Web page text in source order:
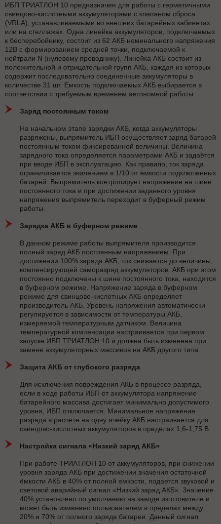
ИБП ТРИАТЛОН 10 предназначен для работы с герметичными
свинцово-кислотными аккумуляторами с клапаном сброса
(VRLA), устанавливаемыми во внешних батарейных кабинетах
или на стеллажах. Одна линейка аккумуляторов, подключаемых
к бесперебойнику, состоит из 62 АКБ номинального напряжения
12В с формированием средней точки, подключаемой к
нейтрали N (нулевому проводнику). Линейка АКБ состоит из
положительной и отрицательной групп АКБ, каждая из которых
содержит последовательно соединенные аккумуляторы в
количестве 31 шт. Емкость подключаемых АКБ выбирается в
соответствии с требуемым временем автономной работы.
Заряд постоянным током
На начальном этапе зарядки АКБ, когда аккумуляторы
разряжены, выпрямитель ИБП осуществляет заряд батарей
постоянным током фиксированной величины. Величина
зарядного тока определяется параметрами АКБ и задаётся
при вводе ИБП в эксплуатацию. Как правило, ток заряда
ограничивается значением в 1/10 от ёмкости подключенных
батарей. Выпрямитель контролирует напряжение на шине
постоянного тока и при достижении заданного уровня
напряжения выпрямитель переходит в буферный режим
работы.
Зарядка АКБ в буферном режиме
В данном режиме работы выпрямителя производится
полный заряд АКБ постоянным напряжением. При
достижении 100% заряда АКБ, ток снижается до величины,
компенсирующей саморазряд аккумуляторов. АКБ при этом
постоянно подключены к шине постоянного тока, находятся
в буферном режиме. Напряжение заряда в буферном
режиме для свинцово-кислотных АКБ определяет
производитель АКБ. Уровень напряжения автоматически
регулируется в зависимости от температуры АКБ,
измеряемой температурным датчиком. Величина
температурной компенсации настраивается при первом
запуске ИБП ТРИАТЛОН 10 и должна быть изменена при
замене аккумуляторных массивов на АКБ другого типа.
Защита АКБ от глубокого разряда
Для исключения повреждения АКБ в процессе разряда,
если в ходе работы ИБП от аккумулятора напряжение
батарейного массива достигает минимально допустимого
уровня, ИБП отключается. Минимальное напряжение
разряда в расчете на одну ячейку АКБ настраивается для
свинцово-кислотных аккумуляторов в пределах 1,6-1,75 В.
Настройка сигнала «Низкий заряд АКБ»
При работе ТРИАТЛОН 10 от аккумуляторов, при снижении
уровня заряда АКБ при достижении значения остаточной
ёмкости АКБ в 40% от полной емкости, подается звуковой и
световой аварийный сигнал «Низкий заряд АКБ». Значение
40% установлено по умолчанию на заводе изготовителе и
может быть изменено пользователем в пределах между
20% и 70% от полного заряда батареи. Данный сигнал